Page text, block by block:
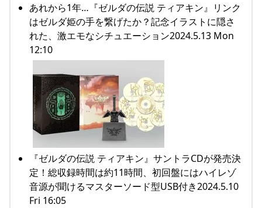
あれから1年…『ゼルダの伝説 ティアキン』リンク
はゼルダ姫の手を繋げたか？記念イラストに隠さ
れた、激エモなシチュエーション2024.5.13 Mon
12:10
『ゼルダの伝説 ティアキン』サントラCDが発売決
定！総収録時間は約11時間、初回盤にはハイレゾ
音源が聞けるマスターソード型USB付き2024.5.10
Fri 16:05